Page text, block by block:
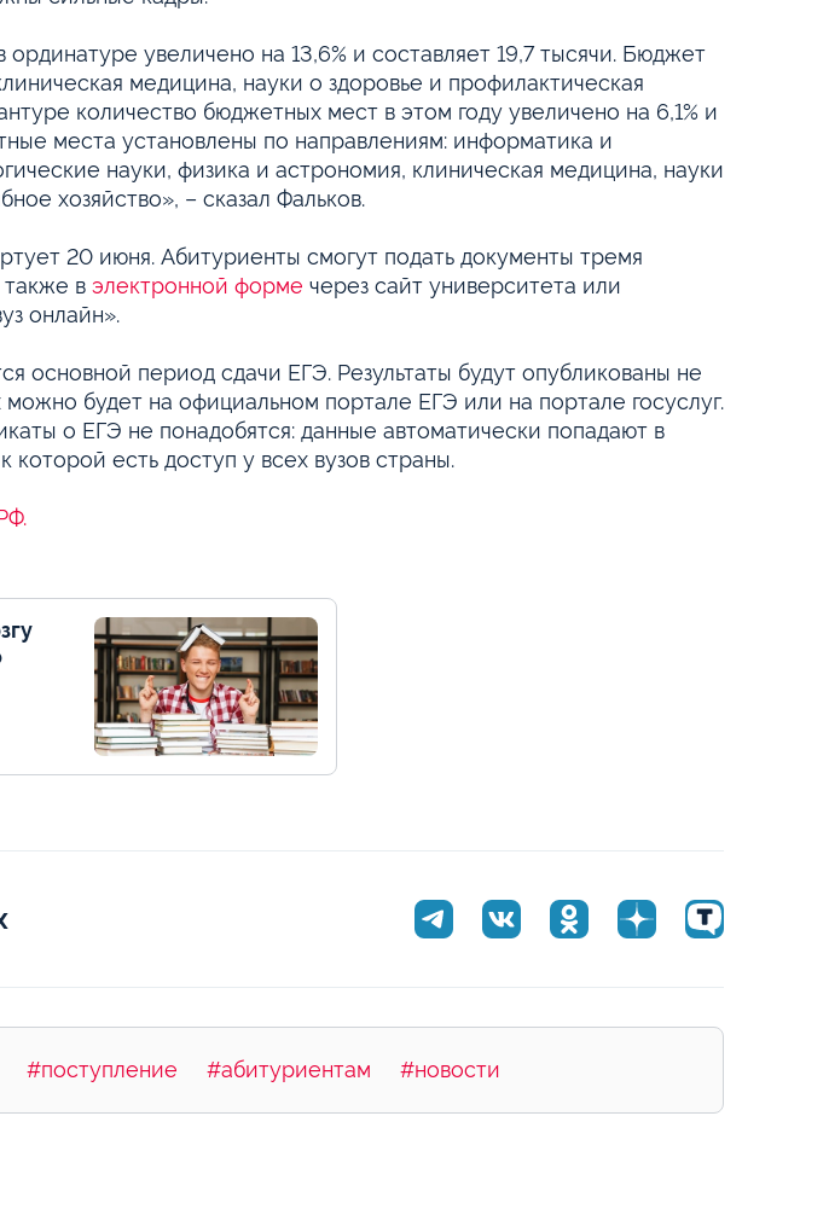
увеличено на 13,6% и составляет 19,7 тысячи. Бюджет
медицина, науки о здоровье и профилактическая
количество бюджетных мест в этом году увеличено на 6,1% и
места установлены по направлениям: информатика и
науки, физика и астрономия, клиническая медицина, науки
хозяйство», – сказал Фальков.
20 июня. Абитуриенты смогут подать документы тремя
в электронной форме через сайт университета или
онлайн».
основной период сдачи ЕГЭ. Результаты будут опубликованы не
будет на официальном портале ЕГЭ или на портале госуслуг.
о ЕГЭ не понадобятся: данные автоматически попадают в
есть доступ у всех вузов страны.
#поступление #абитуриентам #новости